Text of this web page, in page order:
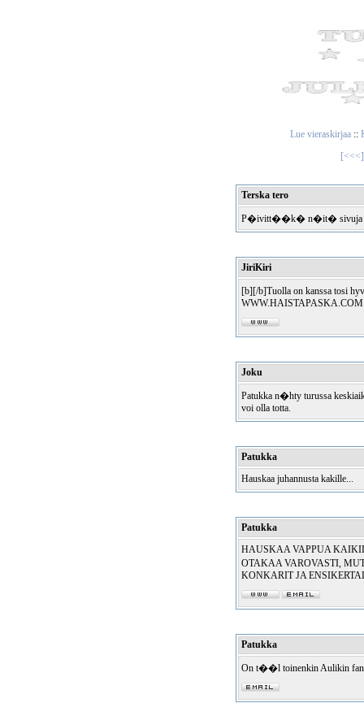
Lue vieraskirjaa::
[<<<]
Terska tero
P�ivitt��k� n�it� sivuja
JiriKiri
[b][/b]Tuolla on kanssa tosi
WWW.HAISTAPASKA.COM
Joku
Patukka n�hty turussa
voi olla totta.
Patukka
Hauskaa juhannusta kakille...
Patukka
HAUSKAA VAPPUA
OTAKAA VAROVASTI,
KONKARIT JA
Patukka
On t��l toinenkin Aulikin